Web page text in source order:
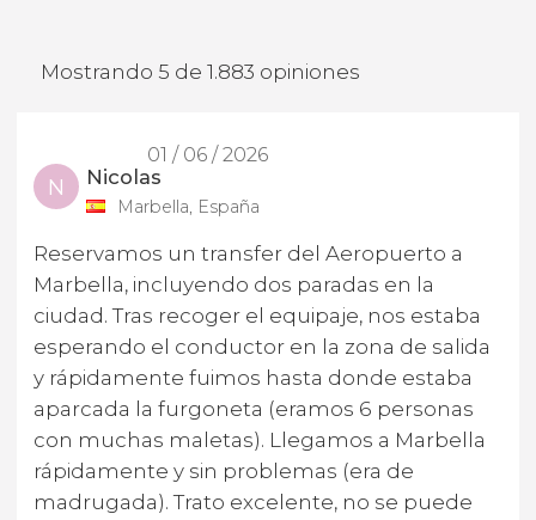
Mostrando 5 de 1.883 opiniones
01 / 06 / 2026
N Nicolas
Marbella, España
Reservamos un transfer del Aeropuerto a
Marbella, incluyendo dos paradas en la
ciudad. Tras recoger el equipaje, nos estaba
esperando el conductor en la zona de salida
y rápidamente fuimos hasta donde estaba
aparcada la furgoneta (eramos 6 personas
con muchas maletas). Llegamos a Marbella
rápidamente y sin problemas (era de
madrugada). Trato excelente, no se puede